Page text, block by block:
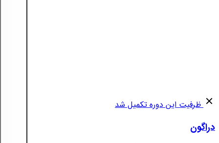
ظرفیت این دوره تکمیل شد
دراگون